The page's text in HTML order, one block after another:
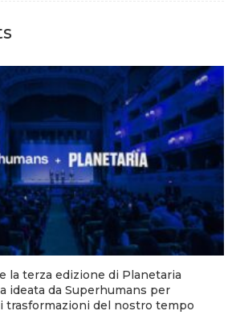
la terza edizione di Planetaria
ideata da Superhumans per
trasformazioni del nostro tempo